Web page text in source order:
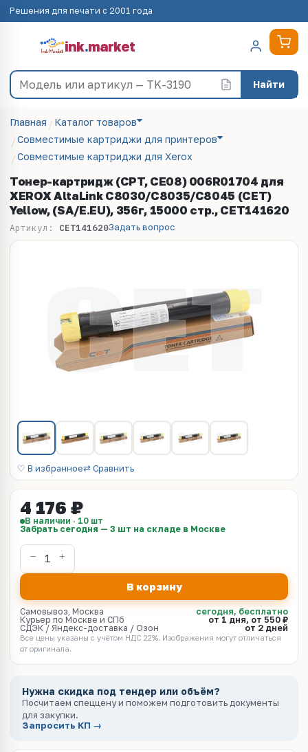
Решения для печати с 2001 года
ink.market
Найти
Главная
Каталог товаров
Совместимые картриджи для принтеров
Совместимые картриджи для Xerox
Тонер-картридж (CPT, CE08) 006R01704 для
XEROX AltaLink C8030/C8035/C8045 (CET)
Yellow, (SA/E.EU), 356г, 15000 стр., CET141620
Артикул: CET141620Задать вопрос
♡ В избранное⇄ Сравнить
4 176 ₽
В наличии · 10 шт
Забрать сегодня — 3 шт на складе в Москве
В корзину
Самовывоз, Москва
сегодня, бесплатно
Курьер по Москве и СПб
от 1 дня, от 550 ₽
СДЭК / Яндекс-доставка / Озон
от 2 дней
Все цены указаны с учётом НДС 22%. Изображения могут отличаться
от оригинала.
Нужна скидка под тендер или объём?
Посчитаем спеццену и поможем подготовить документы
для закупки.
Запросить КП →